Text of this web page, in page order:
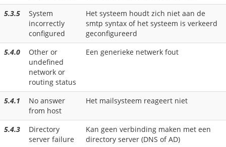
5.3.5
System
incorrectly
configured
Het systeem houdt zich niet aan de
smtp syntax of het systeem is verkeerd
geconfigureerd
5.4.0
Other or
undefined
network or
routing status
Een generieke netwerk fout
5.4.1
No answer
from host
Het mailsysteem reageert niet
5.4.3
Directory
server failure
Kan geen verbinding maken met een
directory server (DNS of AD)